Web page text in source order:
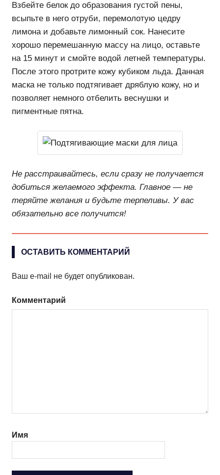
Взбейте белок до образования густой пены,
всыпьте в него отруби, перемолотую цедру
лимона и добавьте лимонный сок. Нанесите
хорошо перемешанную массу на лицо, оставьте
на 15 минут и смойте водой летней температуры.
После этого протрите кожу кубиком льда. Данная
маска не только подтягивает дряблую кожу, но и
позволяет немного отбелить веснушки и
пигментные пятна.
Не расстраивайтесь, если сразу не получается
добиться желаемого эффекта. Главное — не
теряйте желания и будьте терпеливы. У вас
обязательно все получится!
ОСТАВИТЬ КОММЕНТАРИЙ
Ваш e-mail не будет опубликован.
Комментарий
Имя